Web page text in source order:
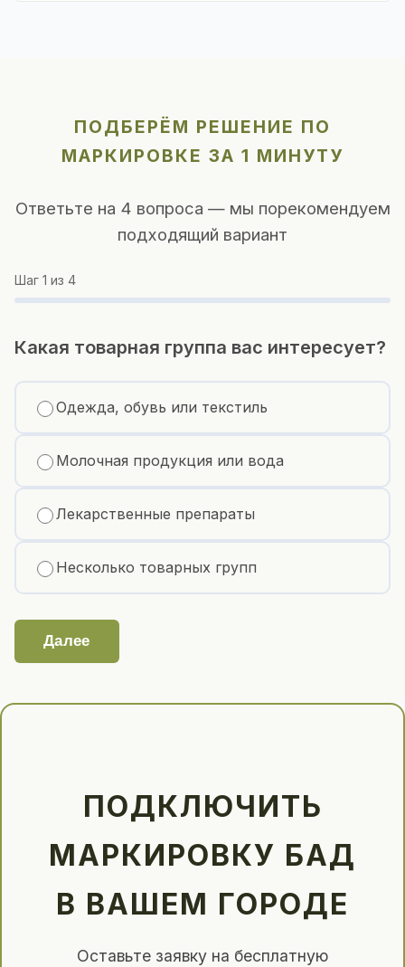
ПОДБЕРЁМ РЕШЕНИЕ ПО
МАРКИРОВКЕ ЗА 1 МИНУТУ
Ответьте на 4 вопроса — мы порекомендуем
подходящий вариант
Шаг 1 из 4
Какая товарная группа вас интересует?
Одежда, обувь или текстиль
Молочная продукция или вода
Лекарственные препараты
Несколько товарных групп
Далее
ПОДКЛЮЧИТЬ
МАРКИРОВКУ БАД
В ВАШЕМ ГОРОДЕ
Оставьте заявку на бесплатную